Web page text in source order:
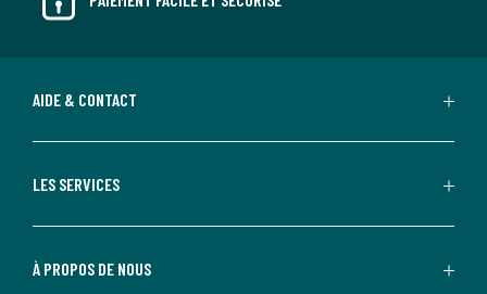
AIDE & CONTACT
LES SERVICES
À PROPOS DE NOUS